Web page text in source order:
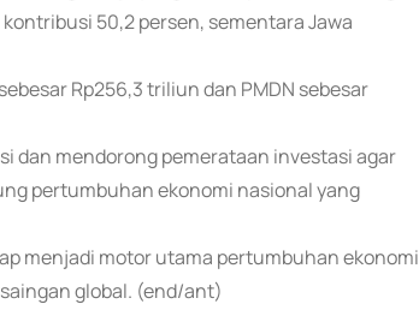
50,2 persen, sementara Jawa
Rp256,3 triliun dan PMDN sebesar
dan mendorong pemerataan investasi agar
pertumbuhan ekonomi nasional yang
menjadi motor utama pertumbuhan ekonomi
global. (end/ant)